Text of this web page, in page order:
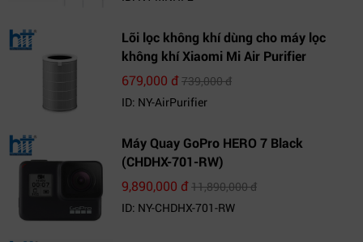
Lõi lọc không khí dùng cho máy lọc
không khí Xiaomi Mi Air Purifier
679,000 đ739,000 đ
ID: NY-AirPurifier
Máy Quay GoPro HERO 7 Black
(CHDHX-701-RW)
9,890,000 đ11,890,000 đ
ID: NY-CHDHX-701-RW